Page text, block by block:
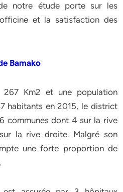
notre étude porte sur les
et la satisfaction des
Bamako
Km2 et une population
habitants en 2015, le district
communes dont 4 sur la rive
la rive droite. Malgré son
une forte proportion de